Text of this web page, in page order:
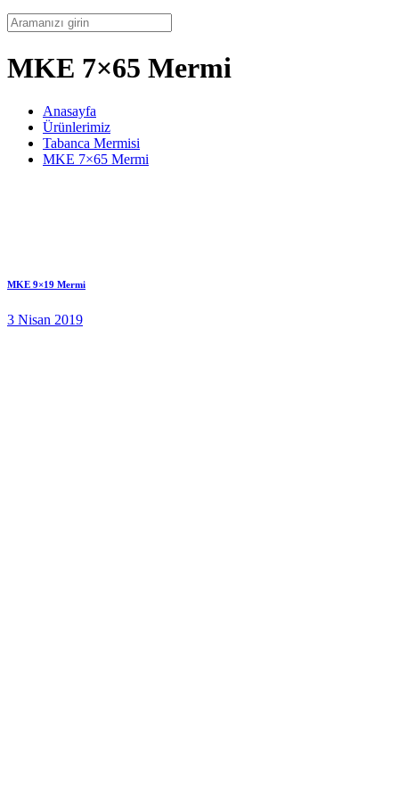
MKE 7×65 Mermi
Anasayfa
Ürünlerimiz
Tabanca Mermisi
MKE 7×65 Mermi
MKE 9×19 Mermi
3 Nisan 2019